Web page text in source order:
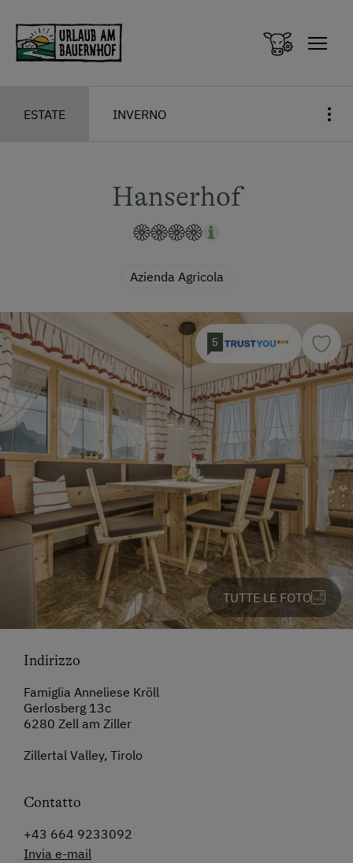
ESTATE INVERNO
Hanserhof
Azienda Agricola
5
TUTTE LE FOTO
Indirizzo
Famiglia Anneliese Kröll
Gerlosberg 13c
6280 Zell am Ziller
Zillertal Valley, Tirolo
Contatto
+43 664 9233092
Invia e-mail